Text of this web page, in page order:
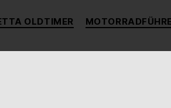
OLDTIMER